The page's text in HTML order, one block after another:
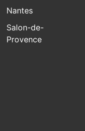
Nantes
Salon-de-
Provence